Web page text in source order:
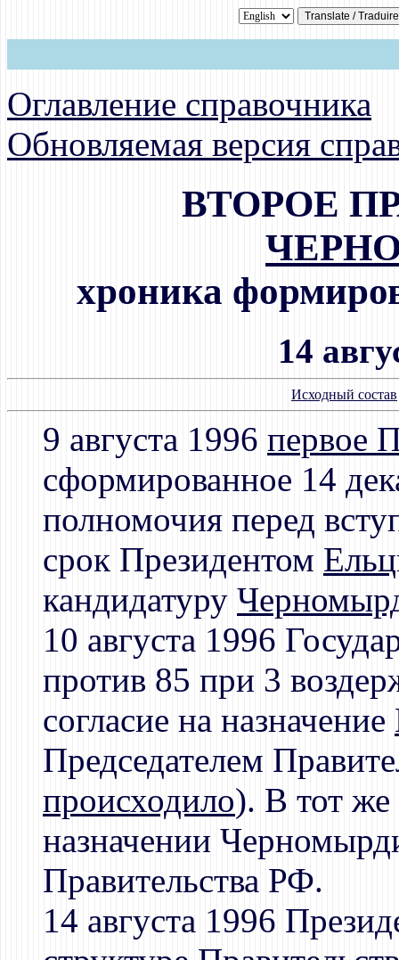
Оглавление справочника
Обновляемая версия
ВТОРОЕ
хроника
14
Исходный состав
9 августа 1996 первое
сформированное 14
полномочия перед
срок Президентом
кандидатуру
10 августа 1996
против 85 при 3
согласие на назначение
Председателем
происходило). В тот же
назначении
Правительства РФ.
14 августа 1996